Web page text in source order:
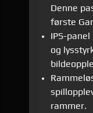
Denne
første
IPS-
og
rammer.